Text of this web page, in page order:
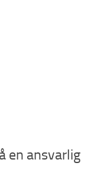
en ansvarlig